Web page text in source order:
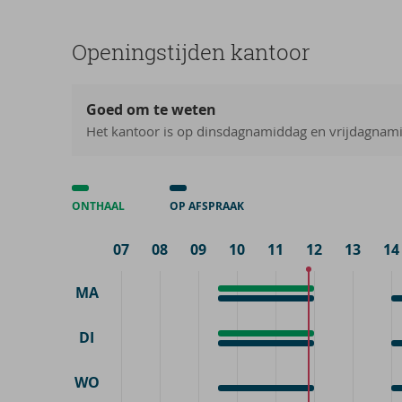
Ope­nings­tij­den kan­toor
Goed om te weten
Het kantoor is op dinsdagnamiddag en
ONTHAAL OP AFSPRAAK
07 08 09 10 11 12 13 14
MA Onthaal
9:30
12:00
Op
9:30
12:00
DI Onthaal
9:30
Op
9:30
12:00
WO
Op
9:30